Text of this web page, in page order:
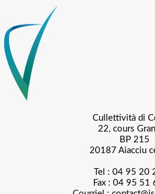
Cullettività di
22, cours
BP 215
20187 Aiacciu
Tel : 04 95 20
Fax : 04 95 51